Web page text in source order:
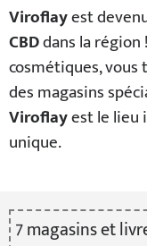
Viroflayest
CBDdans la région
cosmétiques,
des magasins
Viroflayest le lieu
unique.
7magasinset